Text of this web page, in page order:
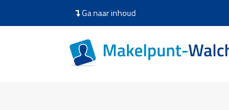
Ga naar inhoud